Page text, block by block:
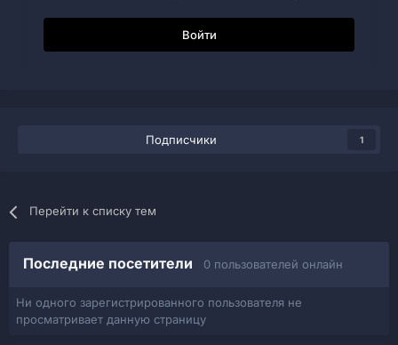
Войти
Подписчики 1
Перейти к списку тем
Последние посетители 0 пользователей онлайн
Ни одного зарегистрированного пользователя не
просматривает данную страницу